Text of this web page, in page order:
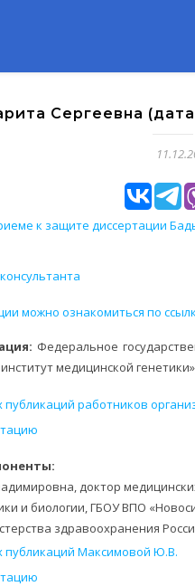
Сергеевна
к защите диссертации
можно ознакомиться по
Федеральное
медицинской
публикаций работников
доктор
и биологии, ГБОУ ВПО
здравоохранения
публикаций Максимовой Ю.В.